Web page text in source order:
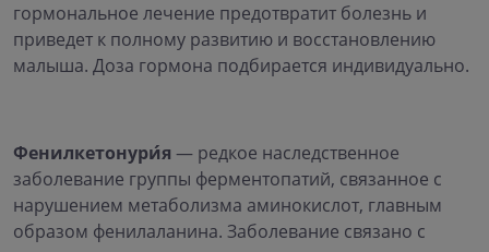
гормональное лечение предотвратит болезнь и
приведет к полному развитию и восстановлению
малыша. Доза гормона подбирается индивидуально.
Фенилкетонури́я — редкое наследственное
заболевание группы ферментопатий, связанное с
нарушением метаболизма аминокислот, главным
образом фенилаланина. Заболевание связано с